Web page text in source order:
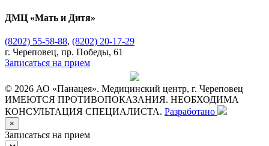
ДМЦ «Мать и Дитя»
(8202) 55-58-88, (8202) 20-17-29
г. Череповец, пр. Победы, 61
Записаться на прием
© 2026 АО «Панацея». Медицинский центр, г. Череповец
ИМЕЮТСЯ ПРОТИВОПОКАЗАНИЯ. НЕОБХОДИМА
КОНСУЛЬТАЦИЯ СПЕЦИАЛИСТА. Разработано
×
Записаться на прием